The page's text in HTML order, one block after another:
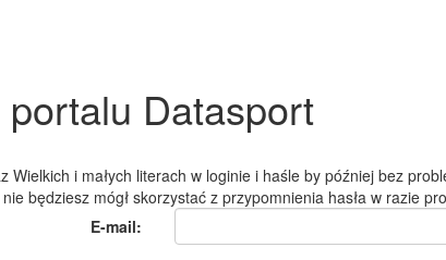
Datasport
Wielkich i małych literach w loginie i haśle by później bez
będziesz mógł skorzystać z przypomnienia hasła w razie
E-mail: